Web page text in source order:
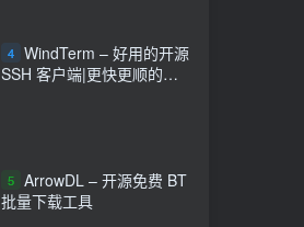
4 WindTerm – 好用的开源
SSH 客户端|更快更顺的
5 ArrowDL – 开源免费 BT
批量下载工具